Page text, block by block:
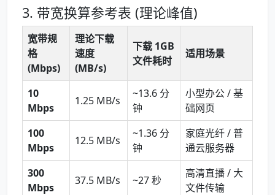
3. 带宽换算参考表 (理论峰值)
宽带规
格
(Mbps)
理论下载
速度
(MB/s)
下载 1GB
文件耗时
适用场景
10
Mbps
1.25 MB/s
~13.6 分
钟
小型办公 / 基
础网页
100
Mbps
12.5 MB/s
~1.36 分
钟
家庭光纤 / 普
通云服务器
300
Mbps
37.5 MB/s ~27 秒
高清直播 / 大
文件传输